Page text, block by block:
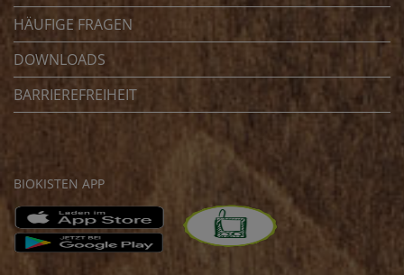
HÄUFIGE FRAGEN
DOWNLOADS
BARRIEREFREIHEIT
BIOKISTEN APP